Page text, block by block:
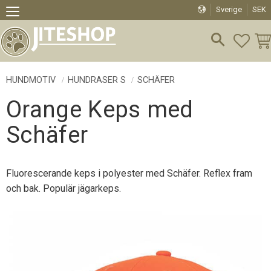
Meny
Sverige SEK
HUNDMOTIV HUNDRASER S SCHÄFER
Orange Keps med
Schäfer
Fluorescerande keps i polyester med Schäfer. Reflex fram
och bak. Populär jägarkeps.